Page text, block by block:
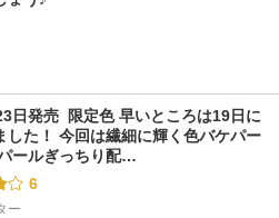
日発売  限定色 早いところは19日に
した！ 今回は繊細に輝く色バケパー
ールぎっちり配…
6
ー